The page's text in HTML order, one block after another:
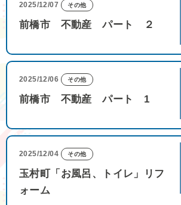
2025/12/07 その他
前橋市 不動産 パート ２
2025/12/06 その他
前橋市 不動産 パート 1
2025/12/04 その他
玉村町「お風呂、トイレ」リフ
ォーム